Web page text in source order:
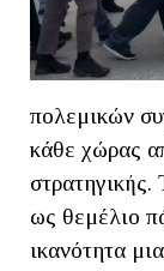
πολεμικών
κάθε χώρας
στρατηγικής.
ως θεμέλιο
ικανότητα